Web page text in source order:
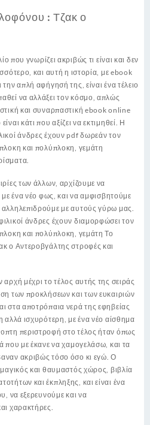
: Τζακ ο
που γνωρίζει ακριβώς τι είναι και δεν
και αυτή η ιστορία, με ebook
απλή αφήγησή της, είναι ένα τέλειο
να αλλάξει τον κόσμο, απλώς
και συναρπαστική ebook online
κάτι που αξίζει να εκτιμηθεί. Η
άνδρες έχουν pdf δωρεάν τον
και πολύπλοκη, γεμάτη
των άλλων, αρχίζουμε να
με ένα νέο φως, και να αμφισβητούμε
με αυτούς γύρω μας.
άνδρες έχουν διαμορφώσει τον
και πολύπλοκη, γεμάτη Το
ο Αντεροβγάλτης στροφές και
μέχρι το τέλος αυτής της σειράς
των προκλήσεων και των ευκαιριών
στα αποτρόπαια νερά της εφηβείας
αλλά ισχυρότερη, με ένα νέο αίσθημα
περιστροφή στο τέλος ήταν όπως
που με έκανε να χαμογελάσω, και τα
ακριβώς τόσο όσο κι εγώ. Ο
και θαυμαστός χώρος, βιβλία
και έκπληξης, και είναι ένα
να εξερευνούμε και να
χαρακτήρες.